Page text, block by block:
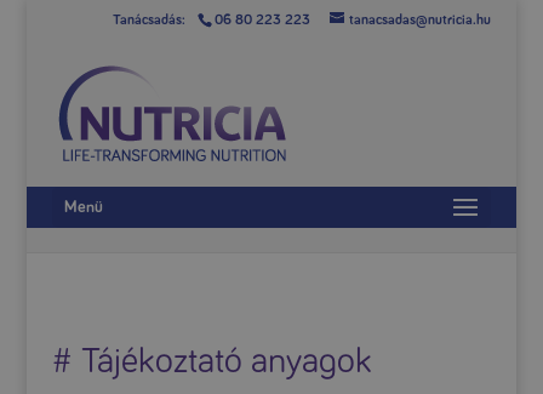
06 80 223 223 tanacsadas@nutricia.hu
Menü
# Tájékoztató anyagok